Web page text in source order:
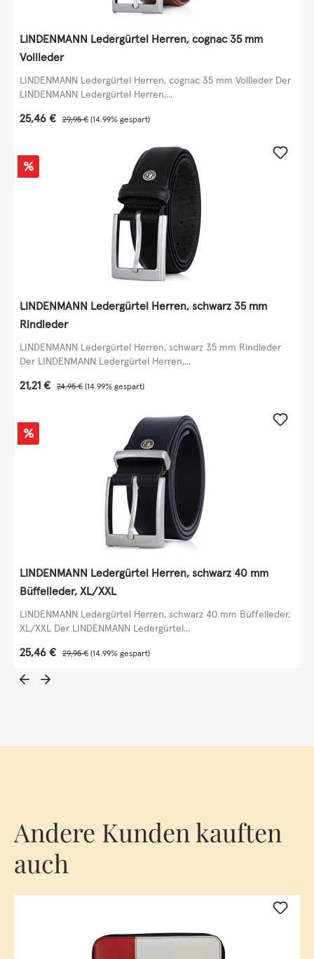
LINDENMANN Ledergürtel Herren, cognac 35 mm
Vollleder
LINDENMANN Ledergürtel Herren, cognac 35 mm Vollleder Der
LINDENMANN Ledergürtel Herren,...
Verkaufspreis:
25,46 € Regulärer Preis:
29,95 € (14.99% gespart)
Rabatt
%
LINDENMANN Ledergürtel Herren, schwarz 35 mm
Rindleder
LINDENMANN Ledergürtel Herren, schwarz 35 mm Rindleder
Der LINDENMANN Ledergürtel Herren,...
Verkaufspreis:
21,21 € Regulärer Preis:
24,95 € (14.99% gespart)
Rabatt
%
LINDENMANN Ledergürtel Herren, schwarz 40 mm
Büffelleder, XL/XXL
LINDENMANN Ledergürtel Herren, schwarz 40 mm Büffelleder,
XL/XXL Der LINDENMANN Ledergürtel...
Verkaufspreis:
25,46 € Regulärer Preis:
29,95 € (14.99% gespart)
Andere Kunden kauften
auch